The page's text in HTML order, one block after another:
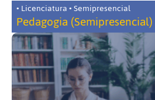
• Licenciatura • Semipresencial
Pedagogia (Semipresencial)